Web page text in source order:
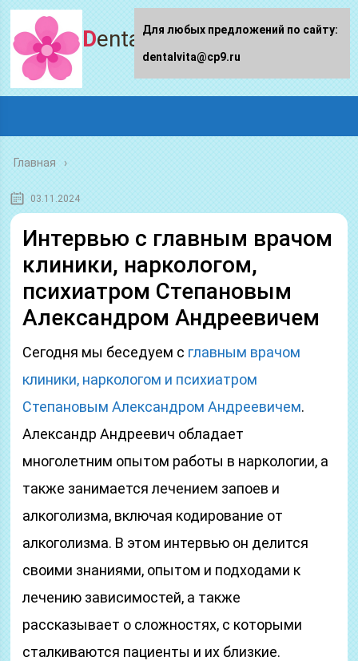
Dentalvita.ru
Главная
03.11.2024
Интервью с главным врачом
клиники, наркологом,
психиатром Степановым
Александром Андреевичем
Сегодня мы беседуем с главным врачом
клиники, наркологом и психиатром
Степановым Александром Андреевичем.
Александр Андреевич обладает
многолетним опытом работы в наркологии, а
также занимается лечением запоев и
алкоголизма, включая кодирование от
алкоголизма. В этом интервью он делится
своими знаниями, опытом и подходами к
лечению зависимостей, а также
рассказывает о сложностях, с которыми
сталкиваются пациенты и их близкие.
Для любых предложений по сайту:
dentalvita@cp9.ru